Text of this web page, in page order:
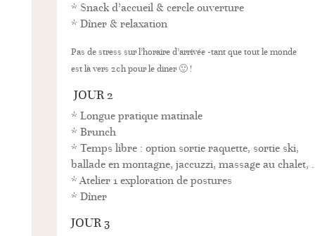
* Snack d’accueil & cercle ouverture
* Dîner & relaxation
Pas de stress sur l’horaire d’arrivée -tant que tout le monde
est là vers 20hpour le diner 🙂 !
JOUR 2
* Longue pratique matinale
* Brunch
* Temps libre : option sortie raquette, sortie ski,
ballade en montagne, jaccuzzi, massage au chalet,
* Atelier 1 exploration de postures
* Dîner
JOUR 3